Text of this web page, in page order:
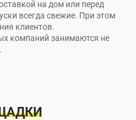
на дом или перед
всегда свежие. При этом
клиентов.
компаний занимаются не